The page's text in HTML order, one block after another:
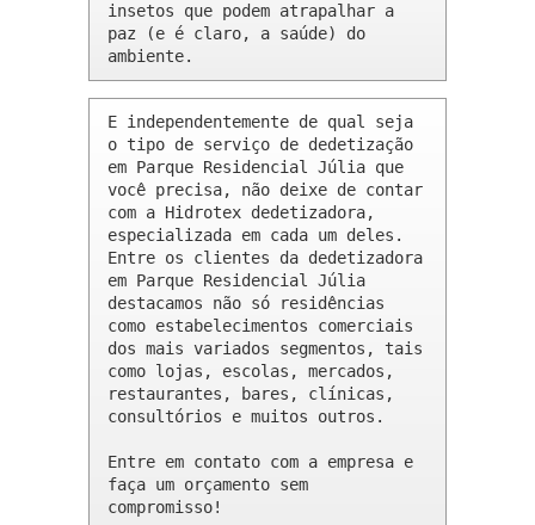
insetos que podem atrapalhar a
paz (e é claro, a saúde) do
ambiente.
E independentemente de qual seja
o tipo de serviço de dedetização
em Parque Residencial Júlia que
você precisa, não deixe de contar
com a Hidrotex dedetizadora,
especializada em cada um deles.
Entre os clientes da dedetizadora
em Parque Residencial Júlia
destacamos não só residências
como estabelecimentos comerciais
dos mais variados segmentos, tais
como lojas, escolas, mercados,
restaurantes, bares, clínicas,
consultórios e muitos outros.
Entre em contato com a empresa e
faça um orçamento sem
compromisso!